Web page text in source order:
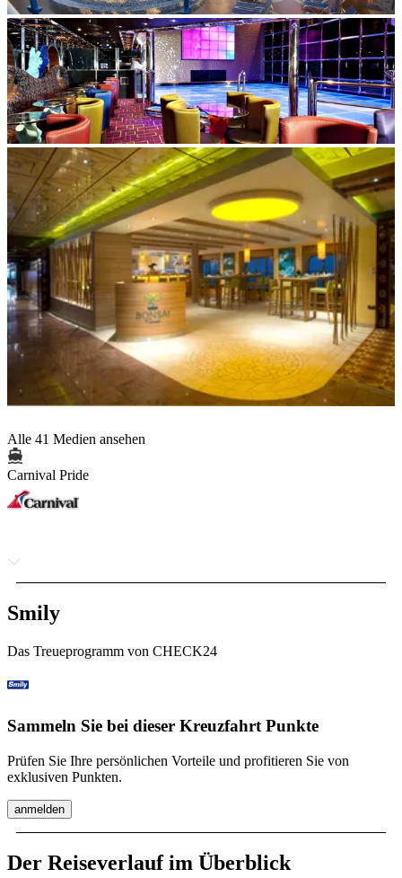
Alle 41 Medien ansehen
Carnival Pride
Smily
Das Treueprogramm von CHECK24
Sammeln Sie bei dieser Kreuzfahrt Punkte
Prüfen Sie Ihre persönlichen Vorteile und profitieren Sie von
exklusiven Punkten.
anmelden
Der Reiseverlauf im Überblick